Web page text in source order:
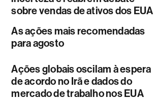
sobre vendas de ativos dos EUA
As ações mais recomendadas
para agosto
Ações globais oscilam à espera
de acordo no Irã e dados do
mercado de trabalho nos EUA